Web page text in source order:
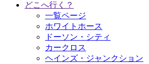
どこへ行く？
一覧ページ
ホワイトホース
ドーソン・シティ
カークロス
ヘインズ・ジャンクション